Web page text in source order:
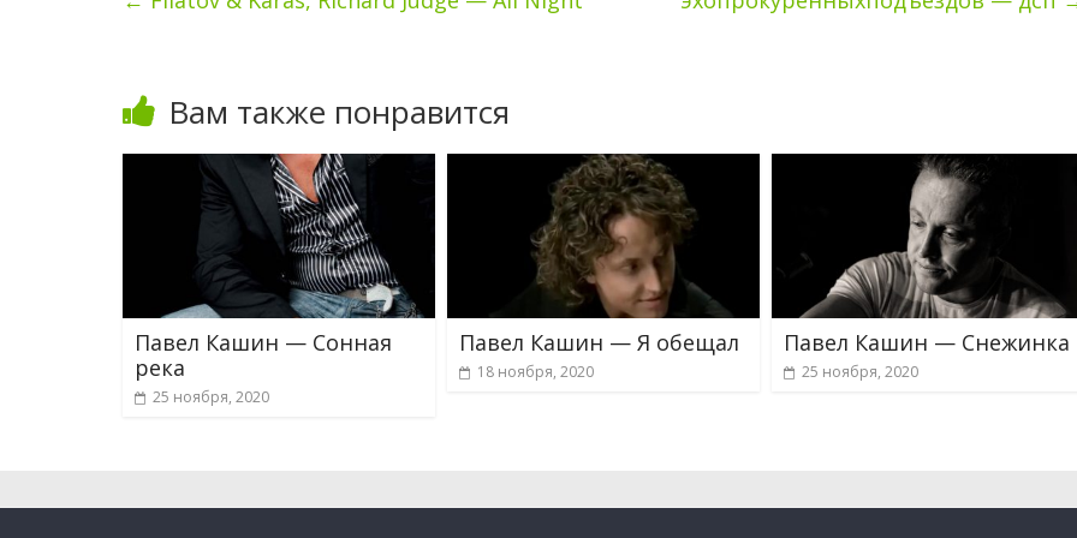
Вам также понравится
Павел Кашин — Сонная
река
25 ноября, 2020
Павел Кашин — Я обещал
18 ноября, 2020
Павел Кашин — Снежинка
25 ноября, 2020